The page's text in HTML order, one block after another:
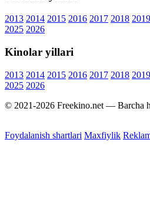
2013 2014 2015 2016 2017 2018 2019
2025 2026
Kinolar yillari
2013 2014 2015 2016 2017 2018 2019
2025 2026
© 2021-2026 Freekino.net — Barcha
Foydalanish shartlari Maxfiylik